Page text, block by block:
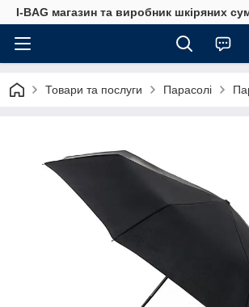
I-BAG магазин та виробник шкіряних
Товари та послуги Парасолі